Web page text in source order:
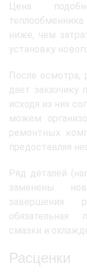
Цена
ниже, чем
установку
После осмотра,
дает заказчику
исходя из них
можем
ремонтных
предоставляя
Ряд деталей
заменены
завершения
обязательная
смазки и
Расценки